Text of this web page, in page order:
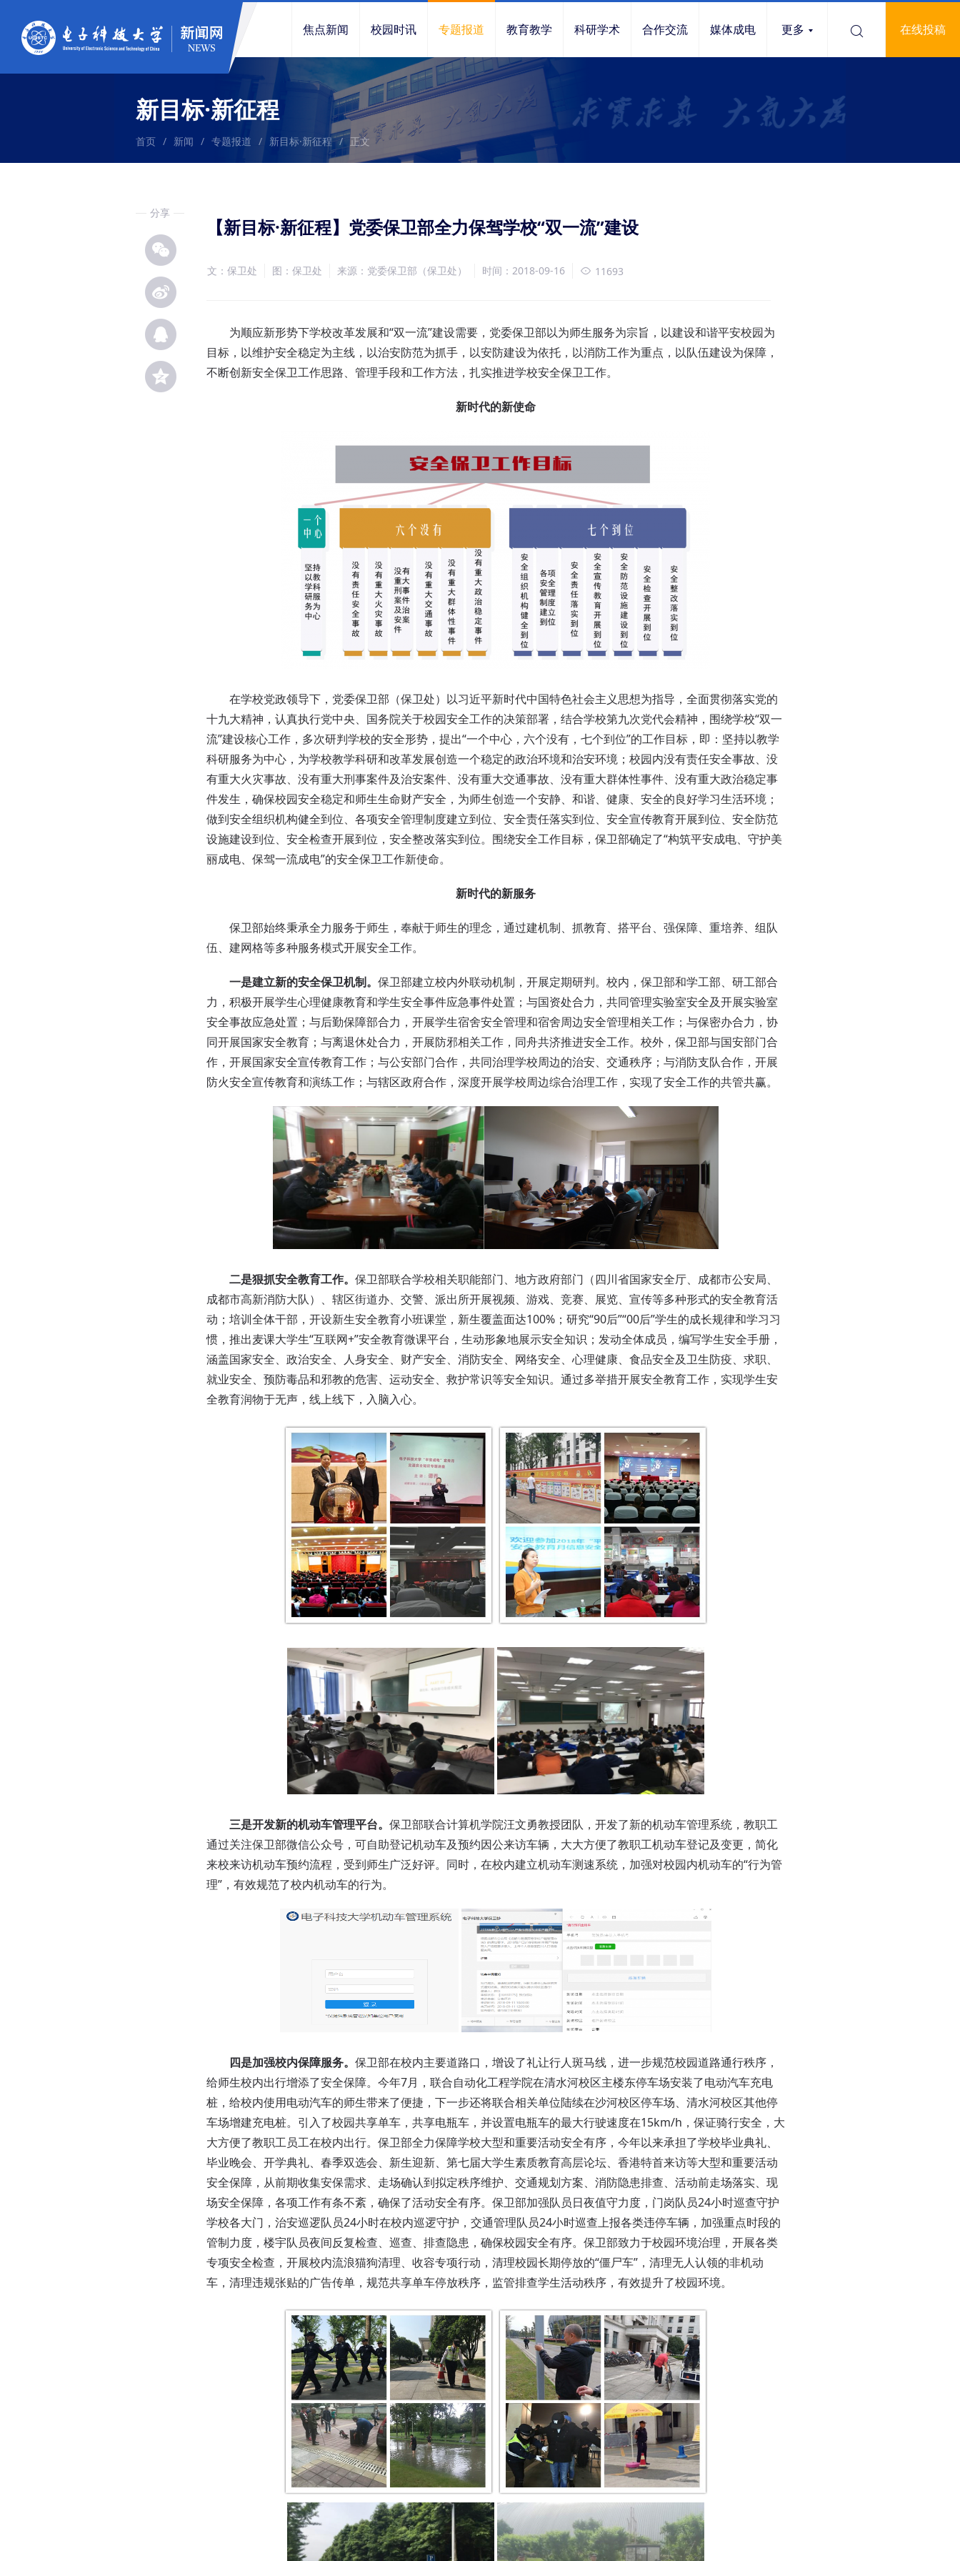
焦点新闻 校园时讯 专题报道 教育教学 科研学术 合作交流 媒体成电 更多 在线投稿
新目标·新征程
首页 / 新闻 / 专题报道 / 新目标·新征程 / 正文
分享
【新目标·新征程】党委保卫部全力保驾学校“双一流”建设
文：保卫处 图：保卫处 来源：党委保卫部（保卫处） 时间：2018-09-16 11693
为顺应新形势下学校改革发展和“双一流”建设需要，党委保卫部以为师生服务为宗旨，以建设和谐平安校园为
目标，以维护安全稳定为主线，以治安防范为抓手，以安防建设为依托，以消防工作为重点，以队伍建设为保障，
不断创新安全保卫工作思路、管理手段和工作方法，扎实推进学校安全保卫工作。
新时代的新使命
在学校党政领导下，党委保卫部（保卫处）以习近平新时代中国特色社会主义思想为指导，全面贯彻落实党的
十九大精神，认真执行党中央、国务院关于校园安全工作的决策部署，结合学校第九次党代会精神，围绕学校“双一
流”建设核心工作，多次研判学校的安全形势，提出“一个中心，六个没有，七个到位”的工作目标，即：坚持以教学
科研服务为中心，为学校教学科研和改革发展创造一个稳定的政治环境和治安环境；校园内没有责任安全事故、没
有重大火灾事故、没有重大刑事案件及治安案件、没有重大交通事故、没有重大群体性事件、没有重大政治稳定事
件发生，确保校园安全稳定和师生生命财产安全，为师生创造一个安静、和谐、健康、安全的良好学习生活环境；
做到安全组织机构健全到位、各项安全管理制度建立到位、安全责任落实到位、安全宣传教育开展到位、安全防范
设施建设到位、安全检查开展到位，安全整改落实到位。围绕安全工作目标，保卫部确定了“构筑平安成电、守护美
丽成电、保驾一流成电”的安全保卫工作新使命。
新时代的新服务
保卫部始终秉承全力服务于师生，奉献于师生的理念，通过建机制、抓教育、搭平台、强保障、重培养、组队
伍、建网格等多种服务模式开展安全工作。
一是建立新的安全保卫机制。 保卫部建立校内外联动机制，开展定期研判。校内，保卫部和学工部、研工部合
力，积极开展学生心理健康教育和学生安全事件应急事件处置；与国资处合力，共同管理实验室安全及开展实验室
安全事故应急处置；与后勤保障部合力，开展学生宿舍安全管理和宿舍周边安全管理相关工作；与保密办合力，协
同开展国家安全教育；与离退休处合力，开展防邪相关工作，同舟共济推进安全工作。校外，保卫部与国安部门合
作，开展国家安全宣传教育工作；与公安部门合作，共同治理学校周边的治安、交通秩序；与消防支队合作，开展
防火安全宣传教育和演练工作；与辖区政府合作，深度开展学校周边综合治理工作，实现了安全工作的共管共赢。
二是狠抓安全教育工作。 保卫部联合学校相关职能部门、地方政府部门（四川省国家安全厅、成都市公安局、
成都市高新消防大队）、辖区街道办、交警、派出所开展视频、游戏、竞赛、展览、宣传等多种形式的安全教育活
动；培训全体干部，开设新生安全教育小班课堂，新生覆盖面达100%；研究“90后”“00后”学生的成长规律和学习习
惯，推出麦课大学生“互联网+”安全教育微课平台，生动形象地展示安全知识；发动全体成员，编写学生安全手册，
涵盖国家安全、政治安全、人身安全、财产安全、消防安全、网络安全、心理健康、食品安全及卫生防疫、求职、
就业安全、预防毒品和邪教的危害、运动安全、救护常识等安全知识。通过多举措开展安全教育工作，实现学生安
全教育润物于无声，线上线下，入脑入心。
三是开发新的机动车管理平台。 保卫部联合计算机学院汪文勇教授团队，开发了新的机动车管理系统，教职工
通过关注保卫部微信公众号，可自助登记机动车及预约因公来访车辆，大大方便了教职工机动车登记及变更，简化
来校来访机动车预约流程，受到师生广泛好评。同时，在校内建立机动车测速系统，加强对校园内机动车的“行为管
理”，有效规范了校内机动车的行为。
四是加强校内保障服务。 保卫部在校内主要道路口，增设了礼让行人斑马线，进一步规范校园道路通行秩序，
给师生校内出行增添了安全保障。今年7月，联合自动化工程学院在清水河校区主楼东停车场安装了电动汽车充电
桩，给校内使用电动汽车的师生带来了便捷，下一步还将联合相关单位陆续在沙河校区停车场、清水河校区其他停
车场增建充电桩。引入了校园共享单车，共享电瓶车，并设置电瓶车的最大行驶速度在15km/h，保证骑行安全，大
大方便了教职工员工在校内出行。保卫部全力保障学校大型和重要活动安全有序，今年以来承担了学校毕业典礼、
毕业晚会、开学典礼、春季双选会、新生迎新、第七届大学生素质教育高层论坛、香港特首来访等大型和重要活动
安全保障，从前期收集安保需求、走场确认到拟定秩序维护、交通规划方案、消防隐患排查、活动前走场落实、现
场安全保障，各项工作有条不紊，确保了活动安全有序。保卫部加强队员日夜值守力度，门岗队员24小时巡查守护
学校各大门，治安巡逻队员24小时在校内巡逻守护，交通管理队员24小时巡查上报各类违停车辆，加强重点时段的
管制力度，楼宇队员夜间反复检查、巡查、排查隐患，确保校园安全有序。保卫部致力于校园环境治理，开展各类
专项安全检查，开展校内流浪猫狗清理、收容专项行动，清理校园长期停放的“僵尸车”，清理无人认领的非机动
车，清理违规张贴的广告传单，规范共享单车停放秩序，监管排查学生活动秩序，有效提升了校园环境。